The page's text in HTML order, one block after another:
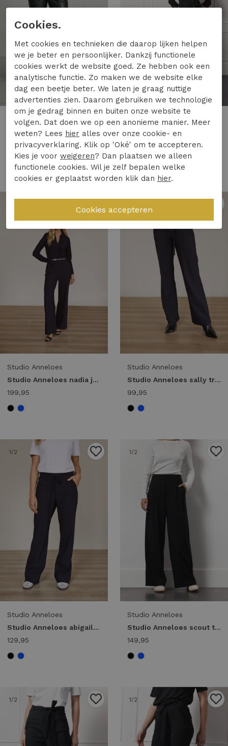
Studio Anneloes
Studio Anneloes anne faux leather trousers 13328 Broek 9000 black
139,95
50%
Studio Anneloes
79,97159,95
Studio Anneloes
Studio Anneloes nadia jumpsuit 94850 Jumpsuit 9000 black
199,95
Studio Anneloes
Studio Anneloes sally trousers 94846 Broek 9000 black
99,95
1/2
Studio Anneloes
Studio Anneloes abigail trousers 94847 Broek 9000 black
129,95
1/2
Studio Anneloes
Studio Anneloes scout trousers 94848 Broek 9000 black
149,95
1/2 1/2
Cookies.
Met cookies en technieken die daarop lijken helpen
we je beter en persoonlijker. Dankzij functionele
cookies werkt de website goed. Ze hebben ook een
analytische functie. Zo maken we de website elke
dag een beetje beter. We laten je graag nuttige
advertenties zien. Daarom gebruiken we technologie
om je gedrag binnen en buiten onze website te
volgen. Dat doen we op een anonieme manier. Meer
weten? Lees hier alles over onze cookie- en
privacyverklaring. Klik op 'Oké' om te accepteren.
Kies je voor weigeren? Dan plaatsen we alleen
functionele cookies. Wil je zelf bepalen welke
cookies er geplaatst worden klik dan hier.